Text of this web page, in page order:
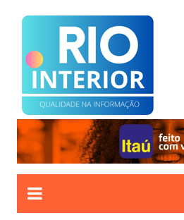
para
conteúdo